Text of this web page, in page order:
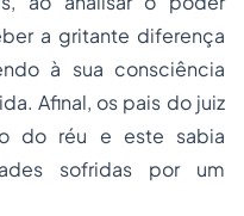
a gritante diferença
à sua consciência
Afinal, os pais do juiz
do réu e este sabia
sofridas por um